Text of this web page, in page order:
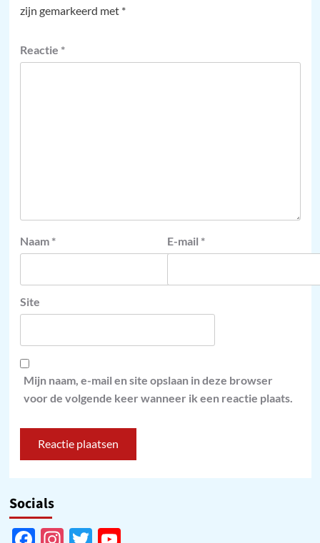
zijn gemarkeerd met *
Reactie *
Naam * E-mail *
Site
Mijn naam, e-mail en site opslaan in deze browser
voor de volgende keer wanneer ik een reactie plaats.
Socials